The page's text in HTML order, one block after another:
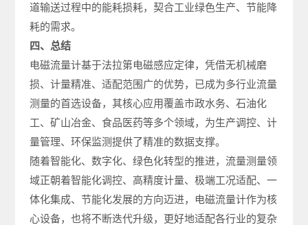
道输送过程中的能耗损耗，契合工业绿色生产、节能降
耗的需求。
四、总结
电磁流量计基于法拉第电磁感应定律，凭借无机械磨
损、计量精准、适配范围广的优势，已成为多行业流量
测量的首选设备，其核心应用覆盖市政水务、石油化
工、矿山冶金、食品医药等多个领域，为生产调控、计
量管理、环保监测提供了精准的数据支撑。
随着智能化、数字化、绿色化转型的推进，流量测量领
域正朝着智能化调控、高精度计量、极端工况适配、一
体化集成、节能化发展的方向迈进，电磁流量计作为核
心设备，也将不断迭代升级，更好地适配各行业的复杂